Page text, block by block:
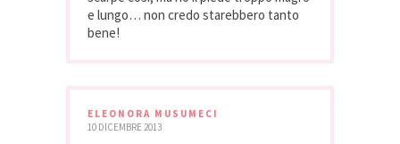
e lungo… non credo starebbero tanto
bene!
ELEONORA MUSUMECI
10 DICEMBRE 2013